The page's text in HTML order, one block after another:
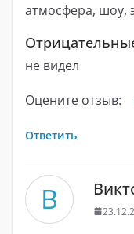
атмосфера, шоу,
не видел
Оцените отзыв:
Ответить
В